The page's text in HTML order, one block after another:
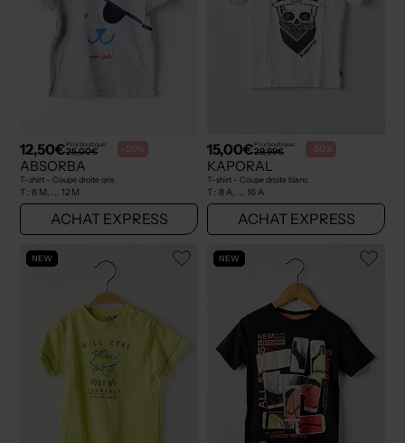
12,50€Prix boutique :
25,00€ -50%
ABSORBA
T-shirt - Coupe droite gris
T : 6 M, ... 12 M
ACHAT EXPRESS
15,00€Prix boutique :
29,99€ -50%
KAPORAL
T-shirt - Coupe droite blanc
T : 8 A, ... 16 A
ACHAT EXPRESS
NEW NEW